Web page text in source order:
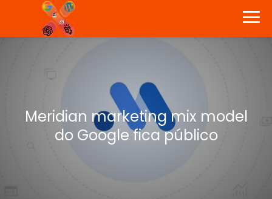
Meridian marketing mix model
do Google fica público